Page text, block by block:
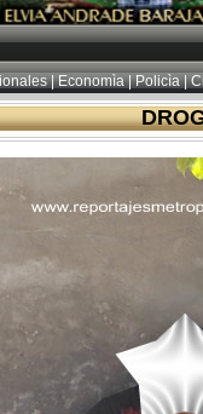
|Economìa|Policìa|